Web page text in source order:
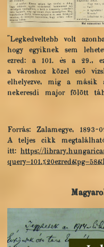
"Legkedveltebb volt
hogy egyiknek sem
ezred: a 101. és a 29.,
a városhoz közel eső
elhelyezve, mig a másik
nekeresdi major fölött
Forrás: Zalamegye,
A teljes cikk
itt: https://